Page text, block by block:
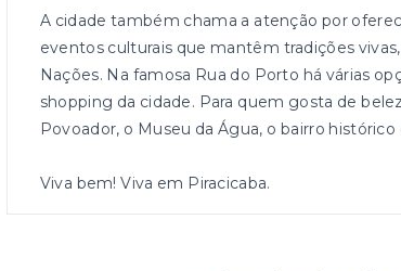
A cidade também chama a atenção por
eventos culturais que mantêm tradições
Nações. Na famosa Rua do Porto há várias
shopping da cidade. Para quem gosta de
Povoador, o Museu da Água, o bairro
Viva bem! Viva em Piracicaba.